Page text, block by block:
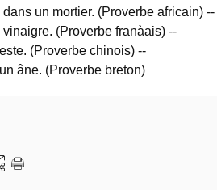
un mortier. (Proverbe africain) --
(Proverbe franàais) --
(Proverbe chinois) --
âne. (Proverbe breton)